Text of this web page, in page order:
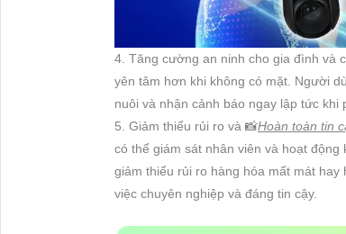
4. Tăng cường an ninh cho gia đình và
yên tâm hơn khi không có mặt. Người
nuôi và nhận cảnh báo ngay lập tức khi
5. Giảm thiểu rủi ro và 📸Hoàn toàn tin
có thể giám sát nhân viên và hoạt động
giảm thiểu rủi ro hàng hóa mất mát
việc chuyên nghiệp và đáng tin cậy.